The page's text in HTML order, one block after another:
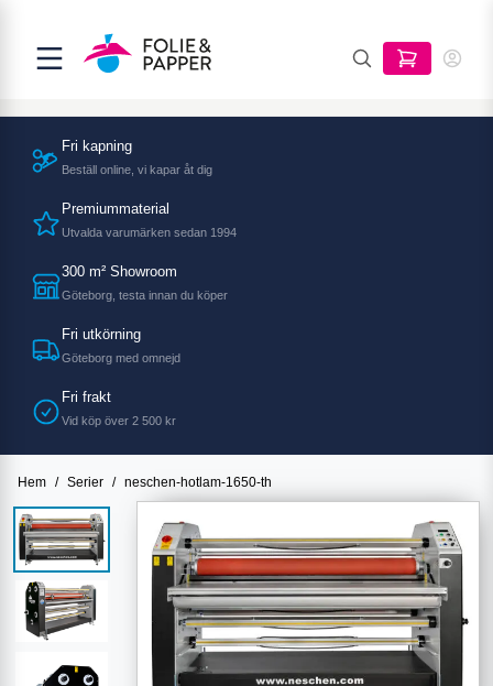
Fri kapning
Beställ online, vi kapar åt dig
Premiummaterial
Utvalda varumärken sedan 1994
300 m² Showroom
Göteborg, testa innan du köper
Fri utkörning
Göteborg med omnejd
Fri frakt
Vid köp över 2 500 kr
Hem / Serier / neschen-hotlam-1650-th